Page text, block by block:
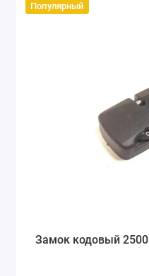
Популярный
Замок кодовый 2500